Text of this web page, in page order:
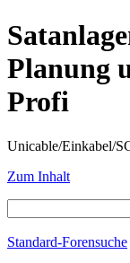
Planung
Profi
Unicable/Einkabel/
Zum Inhalt
Standard-Forensuche